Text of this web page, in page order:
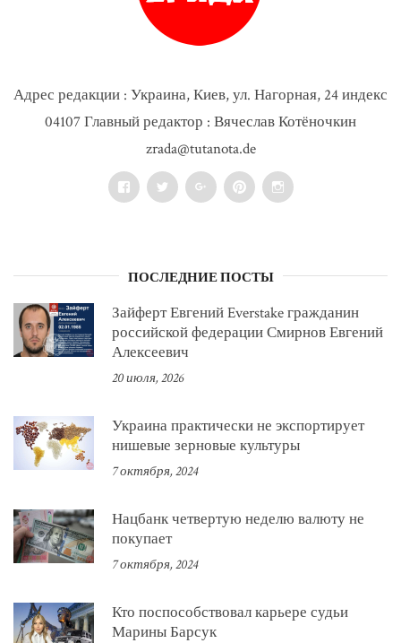
Адрес редакции : Украина, Киев, ул. Нагорная, 24 индекс
04107 Главный редактор : Вячеслав Котёночкин
zrada@tutanota.de
FacebookTwitter Google+PinterestInstagram
ПОСЛЕДНИЕ ПОСТЫ
Зайферт Евгений Everstake гражданин
российской федерации Смирнов Евгений
Алексеевич
20 июля, 2026
Украина практически не экспортирует
нишевые зерновые культуры
7 октября, 2024
Нацбанк четвертую неделю валюту не
покупает
7 октября, 2024
Кто поспособствовал карьере судьи
Марины Барсук